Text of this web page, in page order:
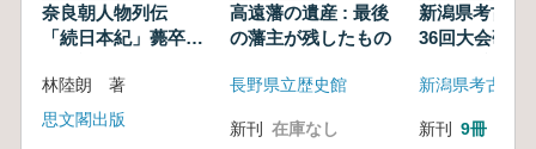
奈良朝人物列伝
「続日本紀」薨卒伝
林陸朗 著
思文閣出版
高遠藩の遺産 : 最後
の藩主が残したもの
長野県立歴史館
新刊 在庫なし
新潟県考古
36回大会研究
新潟県考古学会
新刊 9冊